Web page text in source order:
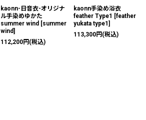
kaonn-日音衣-オリジナ
ル手染めゆかた
summer wind [summer
wind]
112,200円 (税込)
kaonn手染め浴衣
feather Type1 [feather
yukata type1]
113,300円 (税込)